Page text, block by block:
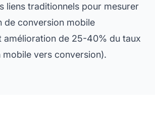
liens traditionnels pour mesurer
de conversion mobile
amélioration de 25-40% du taux
mobile vers conversion).